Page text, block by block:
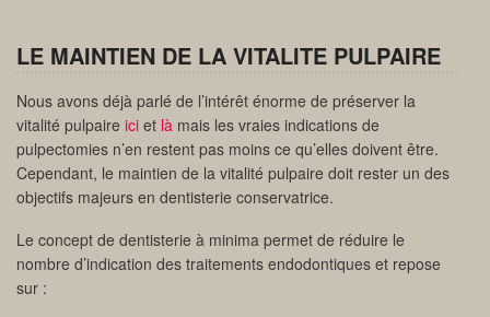
LE MAINTIEN DE LA VITALITE PULPAIRE
Nous avons déjà parlé de l’intérêt énorme de préserver la
vitalité pulpaire ici et là mais les vraies indications de
pulpectomies n’en restent pas moins ce qu’elles doivent être.
Cependant, le maintien de la vitalité pulpaire doit rester un des
objectifs majeurs en dentisterie conservatrice.
Le concept de dentisterie à minima permet de réduire le
nombre d’indication des traitements endodontiques et repose
sur :